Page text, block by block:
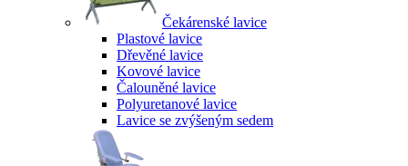
Čekárenské lavice
Plastové lavice
Dřevěné lavice
Kovové lavice
Čalouněné lavice
Polyuretanové lavice
Lavice se zvýšeným sedem